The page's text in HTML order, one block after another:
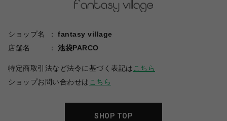
ショップ名
fantasy village
店舗名
池袋PARCO
特定商取引法など法令に基づく表記は こちら
ショップお問い合わせは こちら
SHOP TOP